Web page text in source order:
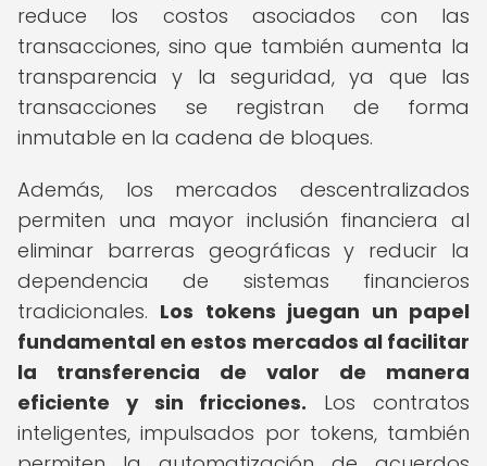
reduce los costos asociados con las
transacciones, sino que también aumenta la
transparencia y la seguridad, ya que las
transacciones se registran de forma
inmutable en la cadena de bloques.
Además, los mercados descentralizados
permiten una mayor inclusión financiera al
eliminar barreras geográficas y reducir la
dependencia de sistemas financieros
tradicionales. Los tokens juegan un papel
fundamental en estos mercados al facilitar
la transferencia de valor de manera
eficiente y sin fricciones. Los contratos
inteligentes, impulsados por tokens, también